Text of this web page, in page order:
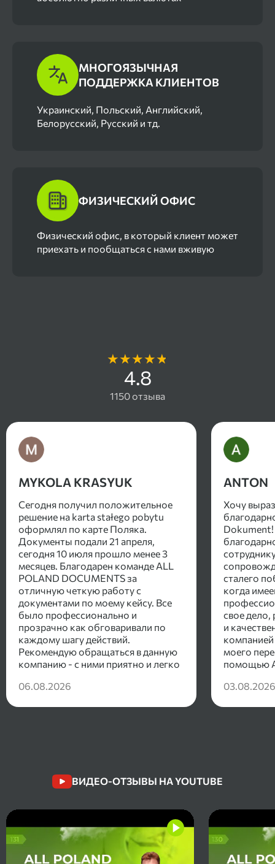
МНОГОЯЗЫЧНАЯ
ПОДДЕРЖКА КЛИЕНТОВ
Украинский, Польский, Английский,
Белорусский, Русский и тд.
ФИЗИЧЕСКИЙ ОФИС
Физический офис, в который клиент может
приехать и пообщаться с нами вживую
Отзывы наших клиентов
4.8
1150 отзыва
MYKOLA KRASYUK
Сегодня получил положительное
решение на karta stałego pobytu
оформлял по карте Поляка.
Документы подали 21 апреля,
сегодня 10 июля прошло менее 3
месяцев. Благодарен команде ALL
POLAND DOCUMENTS за
отличную четкую работу с
документами по моему кейсу. Все
было профессионально и
прозрачно как обговаривали по
каждому шагу действий.
Рекомендую обращаться в данную
компанию - с ними приятно и легко
положительный результат.
06.08.2026
ANTON
Хочу
сталего
когда
свое
и
моего
помощью
на сталый
но мы
короткие
All Poland
03.08.2026
ВИДЕО-ОТЗЫВЫ НА YOUTUBE